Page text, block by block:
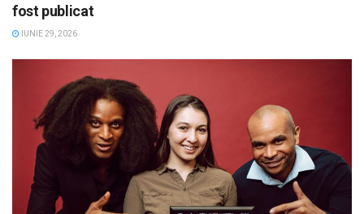
fost publicat
IUNIE 29, 2026